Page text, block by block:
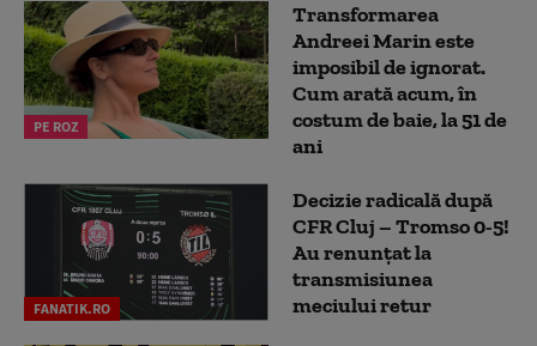
PE ROZ
Transformarea
Andreei Marin este
imposibil de ignorat.
Cum arată acum, în
costum de baie, la 51 de
ani
FANATIK.RO
Decizie radicală după
CFR Cluj – Tromso 0-5!
Au renunțat la
transmisiunea
meciului retur